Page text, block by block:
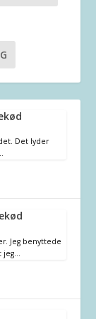
Det lyder
Jeg benyttede
jeg…